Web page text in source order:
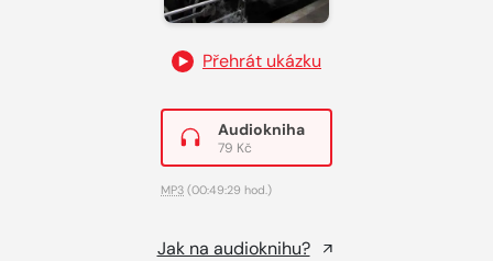
Přehrát ukázku
Audiokniha
79 Kč
MP3 (00:49:29 hod.)
Jak na audioknihu?